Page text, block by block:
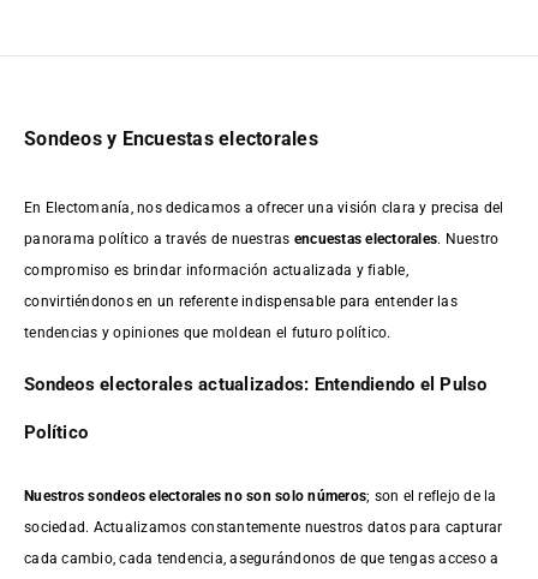
Sondeos y Encuestas electorales
En Electomanía, nos dedicamos a ofrecer una visión clara y precisa del
panorama político a través de nuestras encuestas electorales. Nuestro
compromiso es brindar información actualizada y fiable,
convirtiéndonos en un referente indispensable para entender las
tendencias y opiniones que moldean el futuro político.
Sondeos electorales actualizados: Entendiendo el Pulso
Político
Nuestros sondeos electorales no son solo números; son el reflejo de la
sociedad. Actualizamos constantemente nuestros datos para capturar
cada cambio, cada tendencia, asegurándonos de que tengas acceso a